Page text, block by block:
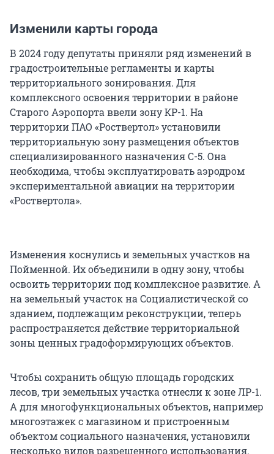
Изменили карты города
В 2024 году депутаты приняли ряд изменений в
градостроительные регламенты и карты
территориального зонирования. Для
комплексного освоения территории в районе
Старого Аэропорта ввели зону КР-1. На
территории ПАО «Роствертол» установили
территориальную зону размещения объектов
специализированного назначения С-5. Она
необходима, чтобы эксплуатировать аэродром
экспериментальной авиации на территории
«Роствертола».
Изменения коснулись и земельных участков на
Пойменной. Их объединили в одну зону, чтобы
освоить территории под комплексное развитие. А
на земельный участок на Социалистической со
зданием, подлежащим реконструкции, теперь
распространяется действие территориальной
зоны ценных градоформирующих объектов.
Чтобы сохранить общую площадь городских
лесов, три земельных участка отнесли к зоне ЛР-1.
А для многофункциональных объектов, например
многоэтажек с магазином и пристроенным
объектом социального назначения, установили
несколько видов разрешенного использования.